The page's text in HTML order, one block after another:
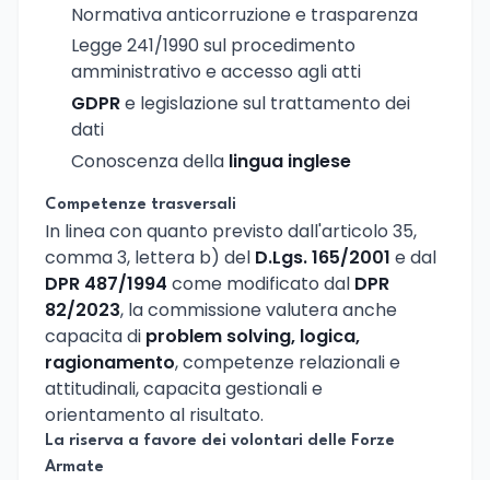
Normativa anticorruzione e trasparenza
Legge 241/1990 sul procedimento
amministrativo e accesso agli atti
GDPRe legislazione sul trattamento dei
dati
Conoscenza della lingua inglese
Competenze trasversali
In linea con quanto previsto dall'articolo 35,
comma 3, lettera b) del D.Lgs. 165/2001 e dal
DPR 487/1994 come modificato dal DPR
82/2023, la commissione valutera anche
capacita di problem solving, logica,
ragionamento, competenze relazionali e
attitudinali, capacita gestionali e
orientamento al risultato.
La riserva a favore dei volontari delle Forze
Armate